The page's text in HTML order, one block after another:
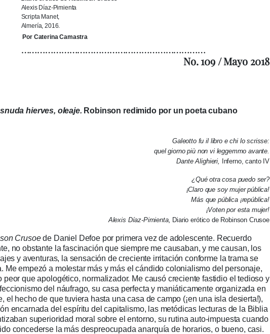
Alexis Díaz-Pimienta
Scripta Manet,
Almería, 2016.
Por Caterina Camastra
……………………………………………………………
No. 109 / Mayo 2018
hierves, oleaje. Robinson redimido por un poeta cubano
Galeotto fu il libro e chi lo scrisse:
quel giorno più non vi leggemmo avante.
Dante Alighieri,
Inferno, canto IV
¿Qué otra cosa puedo ser?
¡Claro que soy mujer pública!
Más que pública ¡república!
¡Voten por esta mujer!
Alexis Díaz-Pimienta, Diario erótico de Robinson Crusoe
Crusoede Daniel Defoe por primera vez de adolescente. Recuerdo
no obstante la fascinación que siempre me causaban, y me causan, los
y aventuras, la sensación de creciente irritación conforme la trama se
Me empezó a molestar más y más el cándido colonialismo del personaje,
peor que apologético, normalizador. Me causó creciente fastidio el tedioso y
del náufrago, su casa perfecta y maniáticamente organizada en
el hecho de que tuviera hasta una casa de campo (¡en una isla desierta!),
encarnada del espíritu del capitalismo, las metódicas lecturas de la Biblia
superioridad moral sobre el entorno, su rutina auto-impuesta cuando
concederse la más despreocupada anarquía de horarios, o bueno, casi.